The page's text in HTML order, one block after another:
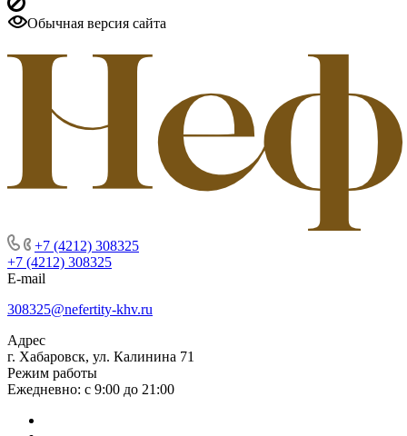
Обычная версия сайта
+7 (4212) 308325
+7 (4212) 308325
E-mail
308325@nefertity-khv.ru
Адрес
г. Хабаровск, ул. Калинина 71
Режим работы
Ежедневно: с 9:00 до 21:00